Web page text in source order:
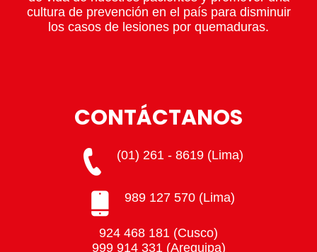
cultura de prevención en el país para disminuir
los casos de lesiones por quemaduras.
CONTÁCTANOS
(01) 261 - 8619 (Lima)
989 127 570 (Lima)
924 468 181 (Cusco)
999 914 331 (Arequipa)